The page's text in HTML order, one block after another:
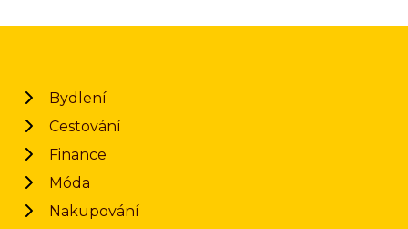
Bydlení
Cestování
Finance
Móda
Nakupování